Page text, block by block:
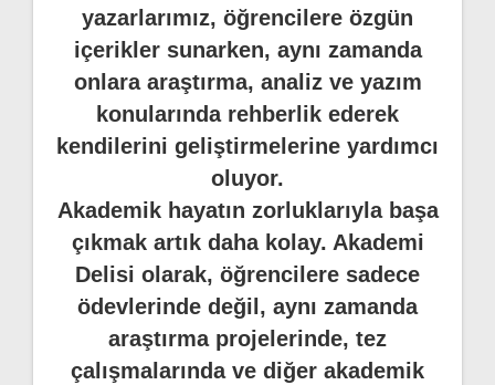
yazarlarımız, öğrencilere özgün
içerikler sunarken, aynı zamanda
onlara araştırma, analiz ve yazım
konularında rehberlik ederek
kendilerini geliştirmelerine yardımcı
oluyor.
Akademik hayatın zorluklarıyla başa
çıkmak artık daha kolay. Akademi
Delisi olarak, öğrencilere sadece
ödevlerinde değil, aynı zamanda
araştırma projelerinde, tez
çalışmalarında ve diğer akademik